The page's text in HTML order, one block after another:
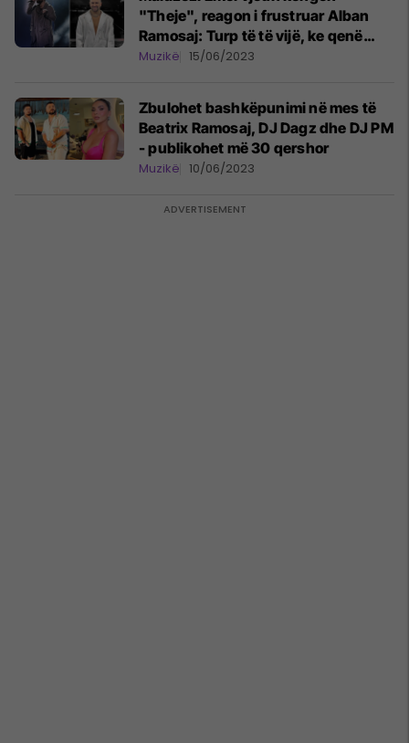
"Theje", reagon i frustruar Alban
Ramosaj: Turp të të vijë, ke qenë
edhe përfaqësues në Eurovision
Muzikë 15/06/2023
Zbulohet bashkëpunimi në mes të
Beatrix Ramosaj, DJ Dagz dhe DJ PM
- publikohet më 30 qershor
Muzikë 10/06/2023